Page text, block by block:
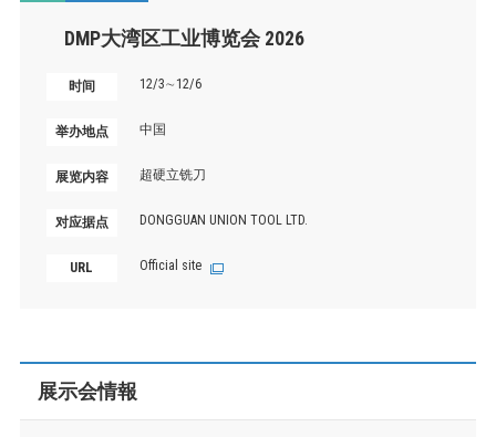
DMP大湾区工业博览会 2026
时间 12/3∼12/6
举办地点 中国
展览内容 超硬立铣刀
对应据点 DONGGUAN UNION TOOL LTD.
URL Official site
展示会情報